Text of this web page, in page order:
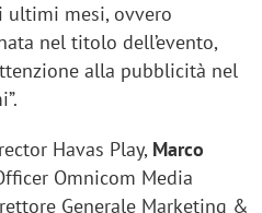
ultimi mesi, ovvero
nel titolo dell’evento,
alla pubblicità nel
Havas Play, Marco
Omnicom Media
Generale Marketing &